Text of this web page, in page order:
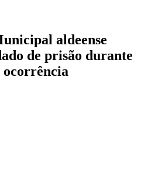
aldeense
de prisão durante
ocorrência